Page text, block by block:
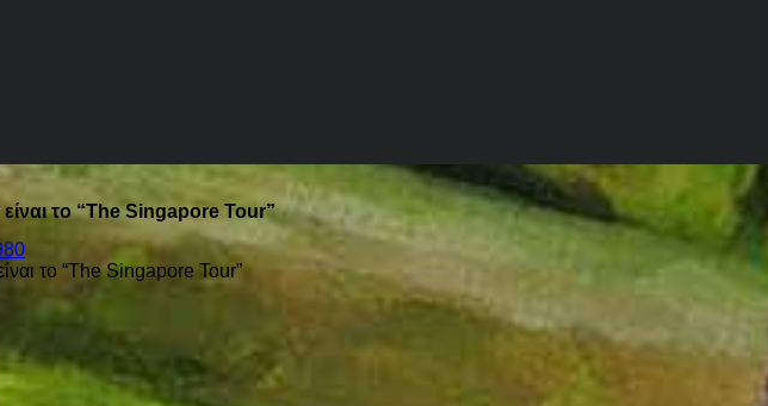
το “The Singapore Tour”